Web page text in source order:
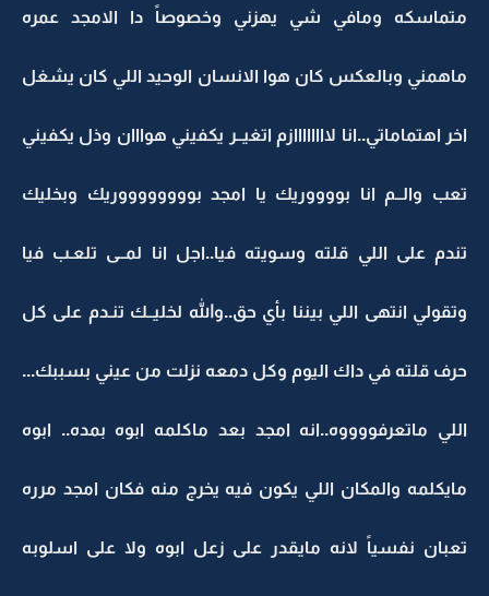
متماسكه ومافي شي يهزني وخصوصاً دا الامجد عمره
ماهمني وبالعكس كان هوا الانسان الوحيد اللي كان يشغل
اخر اهتماماتي..انا لاااااااازم اتغيــر يكفيني هوااان وذل يكفيني
تعب والــم انا بووووريك يا امجد بووووووووريك وبخليك
تندم على اللي قلته وسويته فيا..اجل انا لمــى تلعـب فيا
وتقولي انتهى اللي بيننا بأي حق..والله لخليــك تنـدم على كل
حرف قلته في داك اليوم وكل دمعه نزلت من عيني بسببك...
اللي ماتعرفووووه..انه امجد بعد ماكلمه ابوه بمده.. ابوه
مايكلمه والمكان اللي يكون فيه يخرج منه فكان امجد مرره
تعبان نفسياً لانه مايقدر على زعل ابوه ولا على اسلوبه